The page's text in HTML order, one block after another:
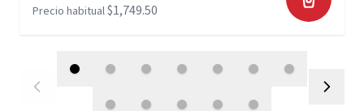
Precio habitual$1,749.50